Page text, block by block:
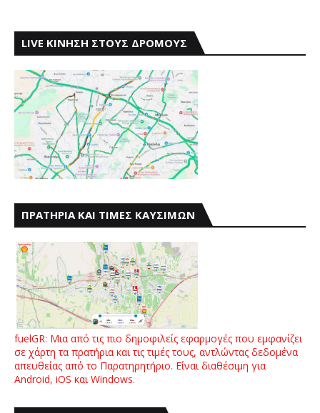
LIVE ΚΙΝΗΣΗ ΣΤΟΥΣ ΔΡΟΜΟΥΣ
ΠΡΑΤΗΡΙΑ ΚΑΙ ΤΙΜΕΣ ΚΑΥΣΙΜΩΝ
fuelGR: Μια από τις πιο δημοφιλείς εφαρμογές που εμφανίζει
σε χάρτη τα πρατήρια και τις τιμές τους, αντλώντας δεδομένα
απευθείας από το Παρατηρητήριο. Είναι διαθέσιμη για
Android, iOS και Windows.